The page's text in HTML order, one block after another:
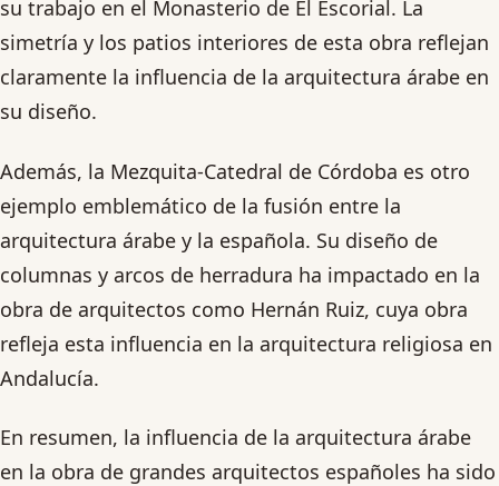
su trabajo en el Monasterio de El Escorial. La
simetría y los patios interiores de esta obra reflejan
claramente la influencia de la arquitectura árabe en
su diseño.
Además, la Mezquita-Catedral de Córdoba es otro
ejemplo emblemático de la fusión entre la
arquitectura árabe y la española. Su diseño de
columnas y arcos de herradura ha impactado en la
obra de arquitectos como Hernán Ruiz, cuya obra
refleja esta influencia en la arquitectura religiosa en
Andalucía.
En resumen, la influencia de la arquitectura árabe
en la obra de grandes arquitectos españoles ha sido